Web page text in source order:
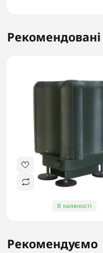
В наявності
Рекомендуємо